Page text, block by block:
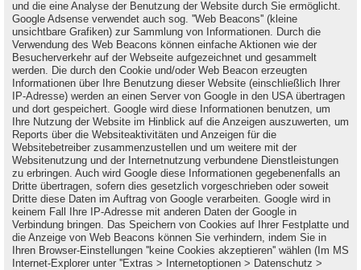
und die eine Analyse der Benutzung der Website durch Sie ermöglicht.
Google Adsense verwendet auch sog. ''Web Beacons'' (kleine
unsichtbare Grafiken) zur Sammlung von Informationen. Durch die
Verwendung des Web Beacons können einfache Aktionen wie der
Besucherverkehr auf der Webseite aufgezeichnet und gesammelt
werden. Die durch den Cookie und/oder Web Beacon erzeugten
Informationen über Ihre Benutzung dieser Website (einschließlich Ihrer
IP-Adresse) werden an einen Server von Google in den USA übertragen
und dort gespeichert. Google wird diese Informationen benutzen, um
Ihre Nutzung der Website im Hinblick auf die Anzeigen auszuwerten, um
Reports über die Websiteaktivitäten und Anzeigen für die
Websitebetreiber zusammenzustellen und um weitere mit der
Websitenutzung und der Internetnutzung verbundene Dienstleistungen
zu erbringen. Auch wird Google diese Informationen gegebenenfalls an
Dritte übertragen, sofern dies gesetzlich vorgeschrieben oder soweit
Dritte diese Daten im Auftrag von Google verarbeiten. Google wird in
keinem Fall Ihre IP-Adresse mit anderen Daten der Google in
Verbindung bringen. Das Speichern von Cookies auf Ihrer Festplatte und
die Anzeige von Web Beacons können Sie verhindern, indem Sie in
Ihren Browser-Einstellungen ''keine Cookies akzeptieren'' wählen (Im MS
Internet-Explorer unter ''Extras > Internetoptionen > Datenschutz >